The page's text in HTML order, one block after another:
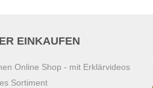
EINKAUFEN
Online Shop - mit Erklärvideos
Sortiment